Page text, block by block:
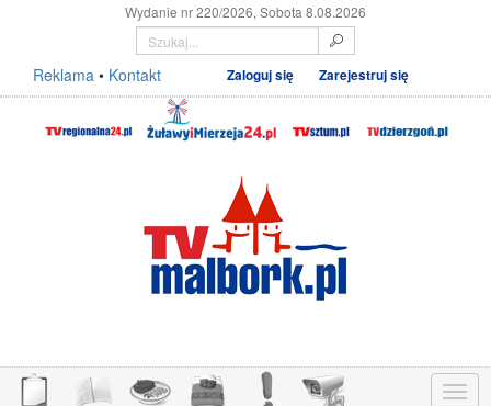
Wydanie nr 220/2026, Sobota 8.08.2026
Reklama • Kontakt Zaloguj się Zarejestruj się
Menu